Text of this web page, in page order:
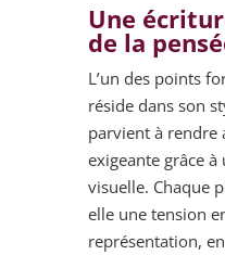
Une
de la
L’un des points
réside dans son
parvient à rendre
exigeante grâce
visuelle. Chaque
elle une tension
représentation,